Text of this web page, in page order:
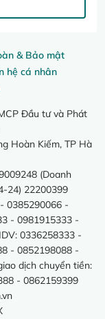
& Bảo mật
hệ cá nhân
Đầu tư và Phát
Hoàn Kiếm, TP Hà
(Doanh
24) 22200399
0385290066 -
- 0981915333 -
0336258333 -
- 0852198088 -
dịch chuyển tiền:
- 0862159399